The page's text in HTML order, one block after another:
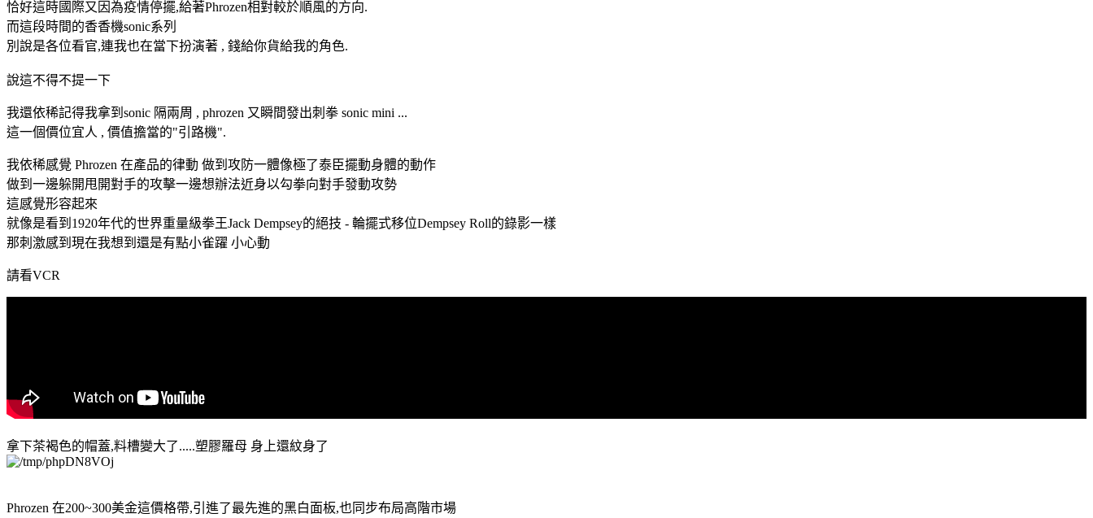
恰好這時國際又因為疫情停擺,給著Phrozen相對較於順風的方向.
而這段時間的香香機sonic系列
別說是各位看官,連我也在當下扮演著 , 錢給你貨給我的角色.
說這不得不提一下
我還依稀記得我拿到sonic 隔兩周 , phrozen 又瞬間發出刺拳 sonic mini ...
這一個價位宜人 , 價值擔當的"引路機".
我依稀感覺 Phrozen 在產品的律動 做到攻防一體像極了泰臣擺動身體的動作
做到一邊躲開甩開對手的攻擊一邊想辦法近身以勾拳向對手發動攻勢
這感覺形容起來
就像是看到1920年代的世界重量級拳王Jack Dempsey的絕技 - 輪擺式移位Dempsey Roll的錄影一樣
那刺激感到現在我想到還是有點小雀躍 小心動
請看VCR
拿下茶褐色的帽蓋,料槽變大了.....塑膠羅母 身上還紋身了
Phrozen 在200~300美金這價格帶,引進了最先進的黑白面板,也同步布局高階市場